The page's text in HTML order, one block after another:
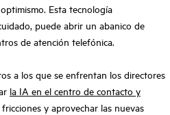
Esta tecnología
puede abrir un abanico de
de atención telefónica.
a los que se enfrentan los directores
la IA en el centro de contacto y
y aprovechar las nuevas